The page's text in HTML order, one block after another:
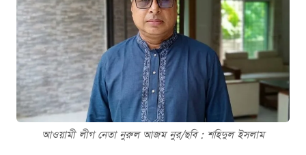
আওয়ামী লীগ নেতা নুরুল আজম নুর/ছবি : শ‌হিদুল ইসলাম